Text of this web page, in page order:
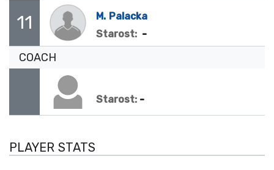
11 M. Palacka
Starost: -
COACH
Starost: -
PLAYER STATS